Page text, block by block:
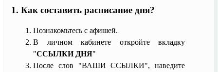
1. Как составить расписание дня?
Познакомьтесь с афишей.
В личном кабинете откройте вкладку
"ССЫЛКИ ДНЯ"
После слов "ВАШИ ССЫЛКИ", наведите